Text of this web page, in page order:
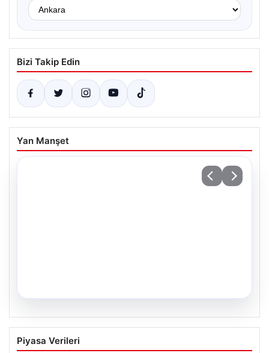
Bizi Takip Edin
Yan Manşet
04.08.2026
Bahçe Mutfakları ve Prestijli Yaşam
Mekanları
Piyasa Verileri